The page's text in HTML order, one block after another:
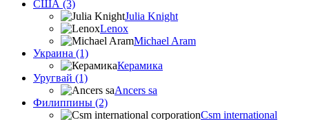
США (3)
Julia Knight
Lenox
Michael Aram
Украина (1)
Керамика
Уругвай (1)
Ancers sa
Филиппины (2)
Csm international